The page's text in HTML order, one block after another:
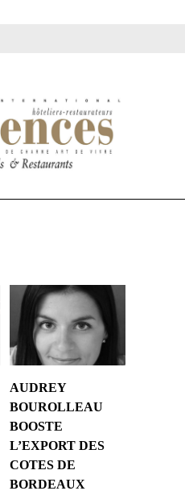
AUDREY
BOUROLLEAU
BOOSTE
L’EXPORT DES
COTES DE
BORDEAUX